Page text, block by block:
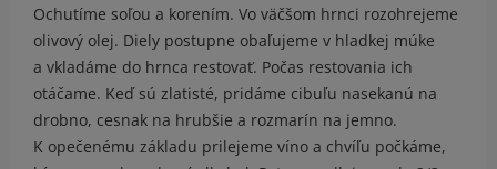
Ochutíme soľou a korením. Vo väčšom hrnci rozohrejeme
olivový olej. Diely postupne obaľujeme v hladkej múke
a vkladáme do hrnca restovať. Počas restovania ich
otáčame. Keď sú zlatisté, pridáme cibuľu nasekanú na
drobno, cesnak na hrubšie a rozmarín na jemno.
K opečenému základu prilejeme víno a chvíľu počkáme,